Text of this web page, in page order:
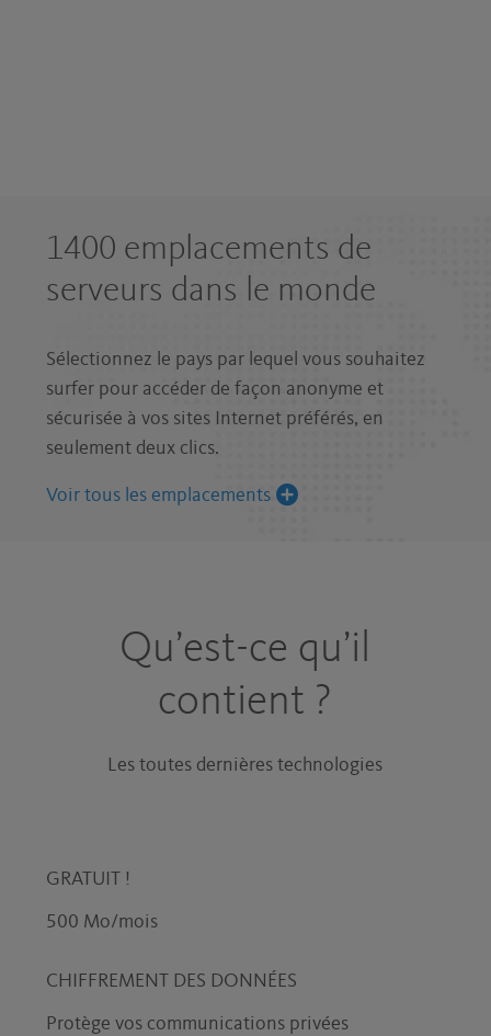
1400 emplacements de
serveurs dans le monde
Sélectionnez le pays par lequel vous souhaitez
surfer pour accéder de façon anonyme et
sécurisée à vos sites Internet préférés, en
seulement deux clics.
Voir tous les emplacements
Qu’est-ce qu’il
contient ?
Les toutes dernières technologies
GRATUIT !
500 Mo/mois
CHIFFREMENT DES DONNÉES
Protège vos communications privées